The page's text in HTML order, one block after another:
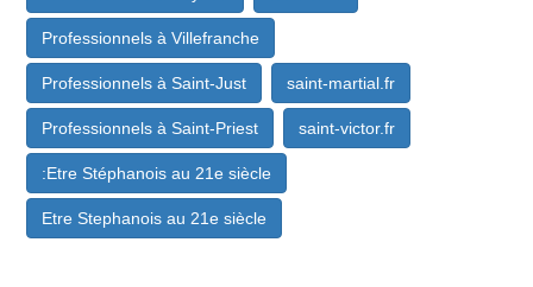
Professionnels à Villefranche
Professionnels à Saint-Just saint-martial.fr
Professionnels à Saint-Priest saint-victor.fr
:Etre Stéphanois au 21e siècle
Etre Stephanois au 21e siècle